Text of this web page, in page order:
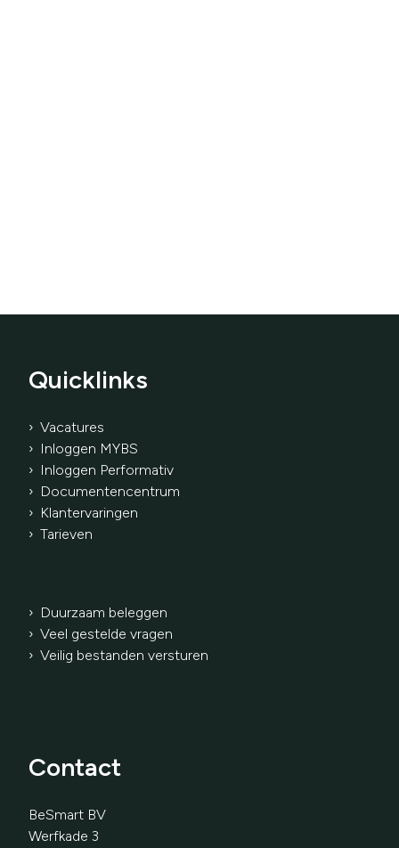
Quicklinks
› Vacatures
› Inloggen MYBS
› Inloggen Performativ
› Documentencentrum
› Klantervaringen
› Tarieven
› Duurzaam beleggen
› Veel gestelde vragen
› Veilig bestanden versturen
Contact
BeSmart BV
Werfkade 3